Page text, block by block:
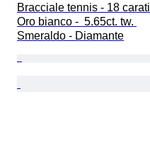
Bracciale tennis - 18 carati
Oro bianco -  5.65ct. tw.
Smeraldo - Diamante